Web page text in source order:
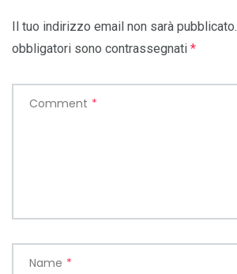
Il tuo indirizzo email non sarà pubblicato.
obbligatori sono contrassegnati *
Comment *
Name *